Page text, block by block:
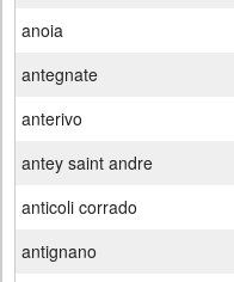
anoia
antegnate
anterivo
antey saint andre
anticoli corrado
antignano